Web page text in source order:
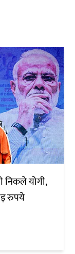
निकले योगी,
रुपये